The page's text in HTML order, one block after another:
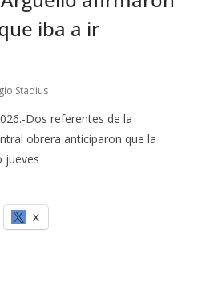
iba a ir
Stadius
Dos referentes de la
obrera anticiparon que la
jueves
X